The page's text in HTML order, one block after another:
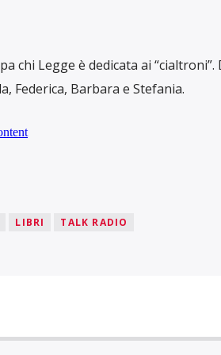
chi Legge è dedicata ai
Federica, Barbara e Stefania.
LIBRI TALK RADIO